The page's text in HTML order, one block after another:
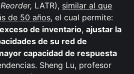
LATR), similar al que
de 50 años, el cual permite:
de inventario,ajustar la
de su red de
capacidad de respuesta
Sheng Lu, profesor